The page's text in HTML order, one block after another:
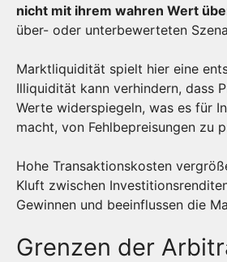
nicht mit ihrem wahren Wert
über- oder unterbewerteten
Marktliquidität spielt hier eine
Illiquidität kann verhindern, dass
Werte widerspiegeln, was es für
macht, von Fehlbepreisungen zu
Hohe Transaktionskosten
Kluft zwischen
Gewinnen und beeinflussen die
Grenzen der